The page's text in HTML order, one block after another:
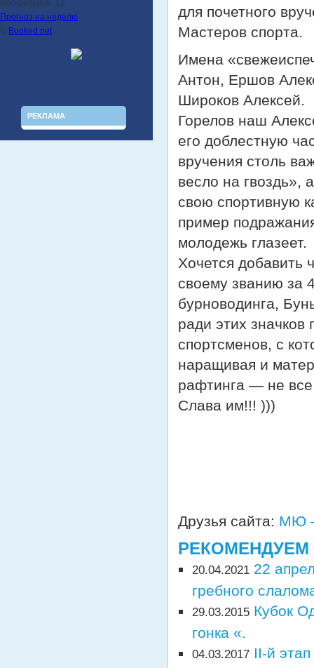
Воскресенье, 12
Прогноз на неделю
© Booked.net
РЕКЛАМА
для почетного
Мастеров спорта.
Имена
Антон, Ершов
Широков Алексей.
Горелов наш
его доблестную
вручения столь
весло на гвоздь»,
свою спортивную
пример
молодежь глазеет.
Хочется добавить
своему званию за
бурноводинга,
ради этих
спортсменов, с
наращивая и
рафтинга — не все
Слава им!!! )))
Друзья сайта: МЮ
20.04.2021 22
гребного
29.03.2015 Кубок
гонка «.
04.03.2017 II-й